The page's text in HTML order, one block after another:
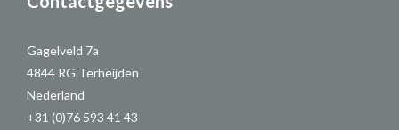
Gagelveld 7a
4844 RG Terheijden
Nederland
+31 (0)76 593 41 43